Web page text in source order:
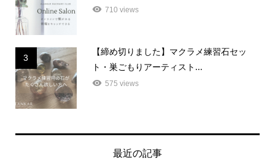
710 views
3
【締め切りました】マクラメ練習石セッ
ト・巣ごもりアーティスト...
575 views
最近の記事